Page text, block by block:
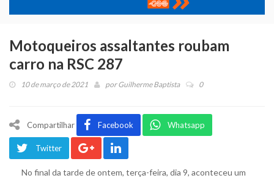
Motoqueiros assaltantes roubam
carro na RSC 287
10 de março de 2021 porGuilherme Baptista 0
Compartilhar Facebook Whatsapp
Twitter
No final da tarde de ontem, terça-feira, dia 9, aconteceu um